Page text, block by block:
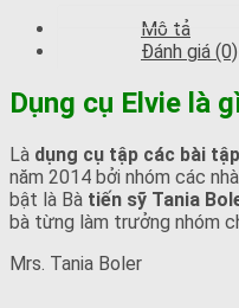
Mô tả
Đánh giá (0)
Dụng cụ Elvie là
Là dụng cụ tập các bài
năm 2014 bởi nhóm các
bật là Bà tiến sỹ Tania
bà từng làm trưởng nhóm
Mrs. Tania Boler